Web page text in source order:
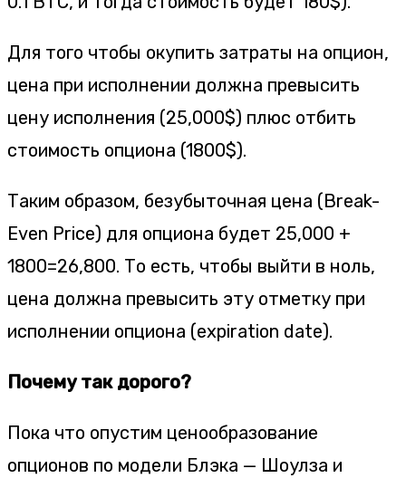
Для того чтобы окупить затраты на опцион,
цена при исполнении должна превысить
цену исполнения (25,000$) плюс отбить
стоимость опциона (1800$).
Таким образом, безубыточная цена (Break-
Even Price) для опциона будет 25,000 +
1800=26,800. То есть, чтобы выйти в ноль,
цена должна превысить эту отметку при
исполнении опциона (expiration date).
Почему так дорого?
Пока что опустим ценообразование
опционов по модели Блэка — Шоулза и